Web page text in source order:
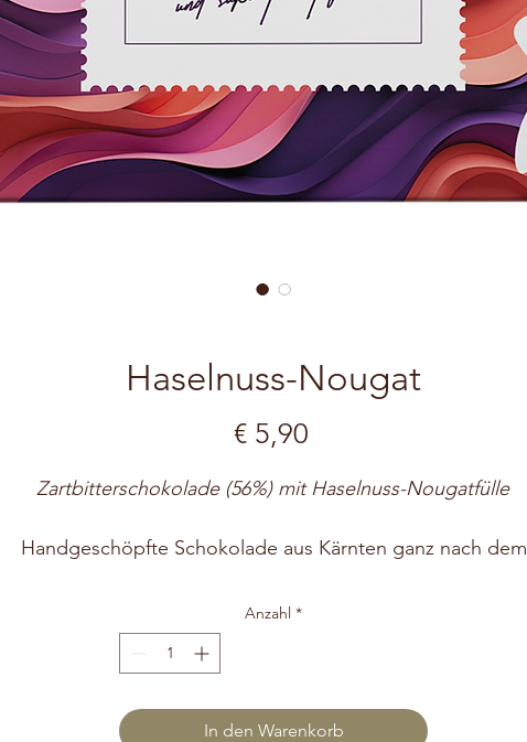
Haselnuss-Nougat
€ 5,90Preis
Zartbitterschokolade (56%) mit Haselnuss-Nougatfülle
Handgeschöpfte Schokolade aus Kärnten ganz nach dem
Herstellung unserer handgefertigten Schokoladen
verwenden wir ausschließlich Kakao aus nachhaltigem
Anbau. Alle Craigher Spezialitäten werden ausschließlich
Köstlichkeiten zu exklusiven Unikaten.
Anzahl *
In den Warenkorb